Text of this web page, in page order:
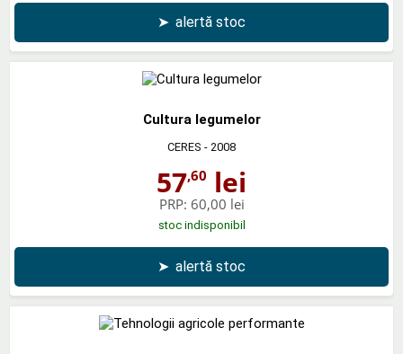
➤ alertă stoc
Cultura legumelor
CERES - 2008
57,60 lei
PRP: 60,00 lei
stoc indisponibil
➤ alertă stoc